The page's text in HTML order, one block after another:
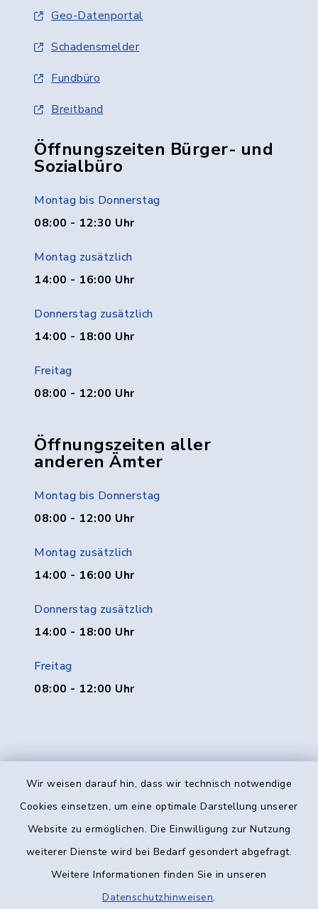
Wir weisen darauf hin, dass wir technisch notwendige
Cookies einsetzen, um eine optimale Darstellung unserer
Website zu ermöglichen. Die Einwilligung zur Nutzung
weiterer Dienste wird bei Bedarf gesondert abgefragt.
Weitere Informationen finden Sie in unseren
Datenschutzhinweisen.
Geo-Datenportal
Schadensmelder
Fundbüro
Breitband
Öffnungszeiten Bürger- und
Sozialbüro
Montag bis Donnerstag
08:00 - 12:30 Uhr
Montag zusätzlich
14:00 - 16:00 Uhr
Donnerstag zusätzlich
14:00 - 18:00 Uhr
Freitag
08:00 - 12:00 Uhr
Öffnungszeiten aller
anderen Ämter
Montag bis Donnerstag
08:00 - 12:00 Uhr
Montag zusätzlich
14:00 - 16:00 Uhr
Donnerstag zusätzlich
14:00 - 18:00 Uhr
Freitag
08:00 - 12:00 Uhr
Kontakt
Datenschutz